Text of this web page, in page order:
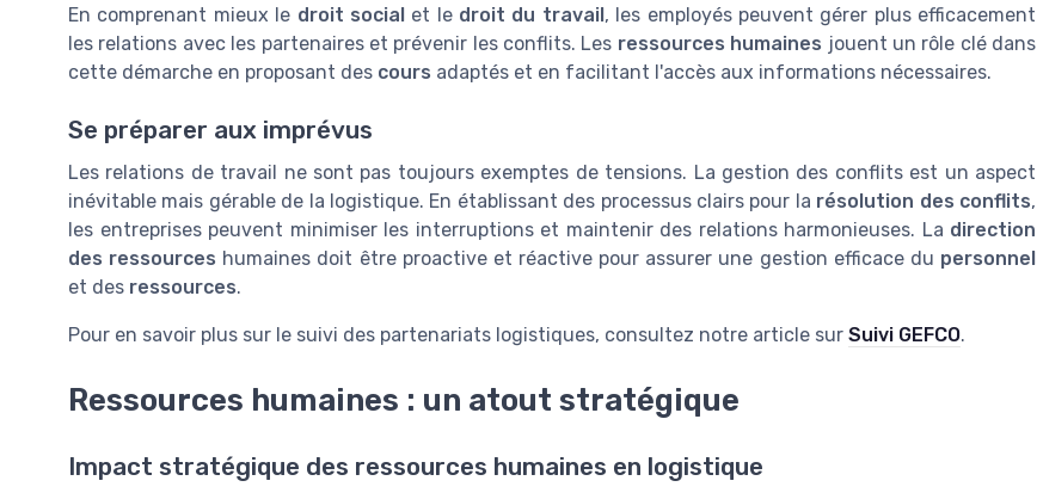
En comprenant mieux le droit socialet le droit du travail, les employés peuvent gérer plus efficacement
les relations avec les partenaires et prévenir les conflits. Les ressources humaines jouent un rôle clé dans
cette démarche en proposant des cours adaptés et en facilitant l'accès aux informations nécessaires.
Se préparer aux imprévus
Les relations de travail ne sont pas toujours exemptes de tensions. La gestion des conflits est un aspect
inévitable mais gérable de la logistique. En établissant des processus clairs pour la résolution des conflits,
les entreprises peuvent minimiser les interruptions et maintenir des relations harmonieuses. La direction
des ressources humaines doit être proactive et réactive pour assurer une gestion efficace du personnel
et des ressources.
Pour en savoir plus sur le suivi des partenariats logistiques, consultez notre article sur Suivi GEFCO.
Ressources humaines : un atout stratégique
Impact stratégique des ressources humaines en logistique